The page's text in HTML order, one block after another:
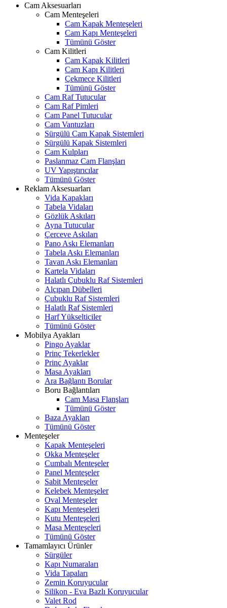
Cam Aksesuarları
Cam Menteşeleri
Cam Kapak Menteşeleri
Cam Kapı Menteşeleri
Tümünü Göster
Cam Kilitleri
Cam Kapak Kilitleri
Cam Kapı Kilitleri
Çekmece Kilitleri
Tümünü Göster
Cam Raf Tutucular
Cam Raf Pimleri
Cam Panel Tutucular
Cam Vantuzları
Sürgülü Cam Kapak Sistemleri
Sürgülü Kapak Sistemleri
Cam Kulpları
Paslanmaz Cam Flanşları
UV Yapıştırıcılar
Tümünü Göster
Reklam Aksesuarları
Vida Kapakları
Tabela Vidaları
Gözlük Askıları
Ayna Tutucular
Çerceve Askıları
Pano Askı Elemanları
Tabela Askı Elemanları
Tavan Askı Elemanları
Kartela Vidaları
Halatlı Çubuklu Raf Sistemleri
Alçıpan Dübelleri
Çubuklu Raf Sistemleri
Halatlı Raf Sistemleri
Harf Yükselticiler
Tümünü Göster
Mobilya Ayakları
Pingo Ayaklar
Prinç Tekerlekler
Prinç Ayaklar
Masa Ayakları
Ara Bağlantı Borular
Boru Bağlantıları
Cam Masa Flanşları
Tümünü Göster
Baza Ayakları
Tümünü Göster
Menteşeler
Kapak Menteşeleri
Okka Menteşeler
Cumbalı Menteşeler
Panel Menteşeler
Sabit Menteşeler
Kelebek Menteşeler
Oval Menteşeler
Kapı Menteşeleri
Kutu Menteşeleri
Masa Menteşeleri
Tümünü Göster
Tamamlayıcı Ürünler
Sürgüler
Kapı Numaraları
Vida Tapaları
Zemin Koruyucular
Silikon - Eva Bazlı Koruyucular
Valet Rod